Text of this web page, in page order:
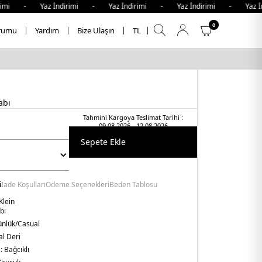
Yaz İndirimi - Yaz İndirimi - Yaz İndirimi -
Yardım Bize Ulaşın TL
0
Tahmini Kargoya Teslimat Tarihi :
09.08.2026 - 12.08.2026
Sepete Ekle
İade KoşullarıÖdeme SeçenekleriBeden Tablosu
Casual
Deri
Bağcıklı